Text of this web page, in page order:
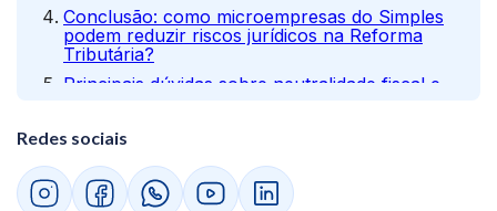
Conclusão: como microempresas do Simples
podem reduzir riscos jurídicos na Reforma
Tributária?
Principais dúvidas sobre neutralidade fiscal e
A Reforma Tributária aumenta ou reduz a
carga tributária de quem está no Simples?
Microempresas podem ser pressionadas
por clientes a sair do Simples?
Redes sociais